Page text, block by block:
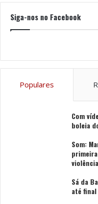
Siga-nos no Facebook
Populares
Com
boleia
Som:
Sá da
até final